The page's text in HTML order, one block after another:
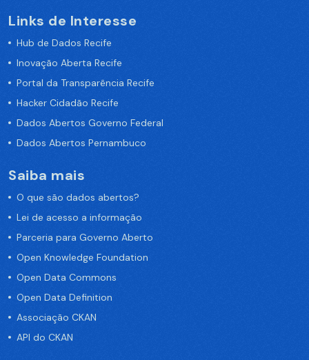
Links de Interesse
Hub de Dados Recife
Inovação Aberta Recife
Portal da Transparência Recife
Hacker Cidadão Recife
Dados Abertos Governo Federal
Dados Abertos Pernambuco
Saiba mais
O que são dados abertos?
Lei de acesso a informação
Parceria para Governo Aberto
Open Knowledge Foundation
Open Data Commons
Open Data Definition
Associação CKAN
API do CKAN